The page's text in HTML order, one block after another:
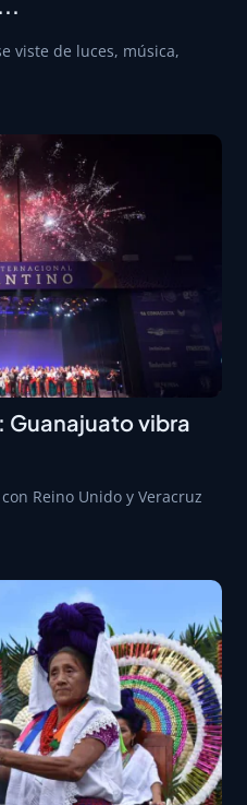
viste de luces, música,
Guanajuato vibra
Reino Unido y Veracruz